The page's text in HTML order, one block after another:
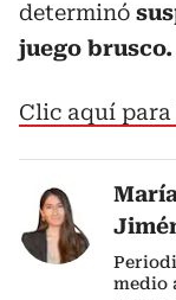
determinó
juego brusco.
Clic aquí
medio